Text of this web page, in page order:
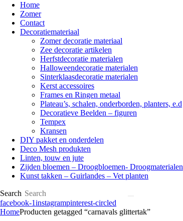
Home
Zomer
Contact
Decoratiemateriaal
Zomer decoratie materiaal
Zee decoratie artikelen
Herfstdecoratie materialen
Halloweendecoratie materialen
Sinterklaasdecoratie materialen
Kerst accessoires
Frames en Ringen metaal
Plateau’s, schalen, onderborden, planters, e.d
Decoratieve Beelden – figuren
Tempex
Kransen
DIY pakket en onderdelen
Deco Mesh produkten
Linten, touw en jute
Zijden bloemen – Droogbloemen- Droogmaterialen
Kunst takken – Guirlandes – Vet planten
Search
facebook-1instagrampinterest-circled
HomeProducten getagged “carnavals glittertak”